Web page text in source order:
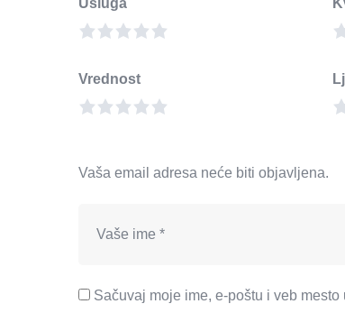
Usluga
Vrednost
Vaša email adresa neće biti objavljena.
Sačuvaj moje ime, e-poštu i veb